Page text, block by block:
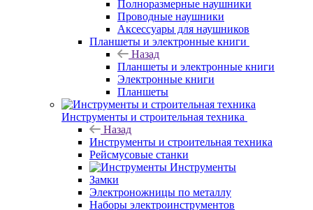
Полноразмерные наушники
Проводные наушники
Аксессуары для наушников
Планшеты и электронные книги
Назад
Планшеты и электронные книги
Электронные книги
Планшеты
Инструменты и строительная техника
Назад
Инструменты и строительная техника
Рейсмусовые станки
Инструменты
Замки
Электроножницы по металлу
Наборы электроинструментов